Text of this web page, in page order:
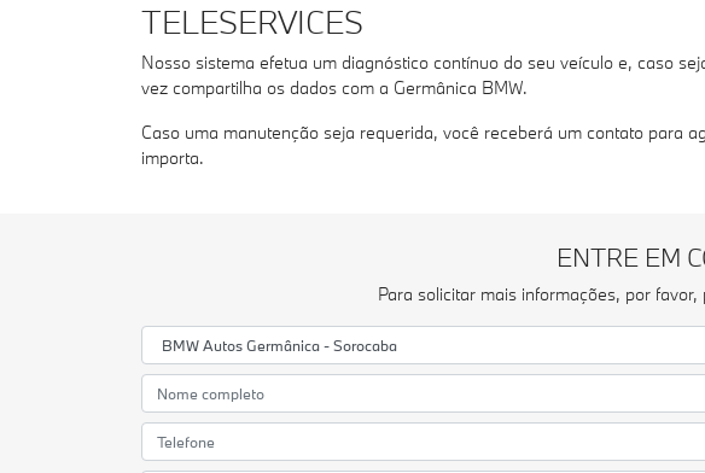
TELESERVICES
Nosso sistema efetua um diagnóstico contínuo do seu veículo e, caso
vez compartilha os dados com a Germânica BMW.
Caso uma manutenção seja requerida, você receberá um contato para
importa.
ENTRE EM
Para solicitar mais informações, por